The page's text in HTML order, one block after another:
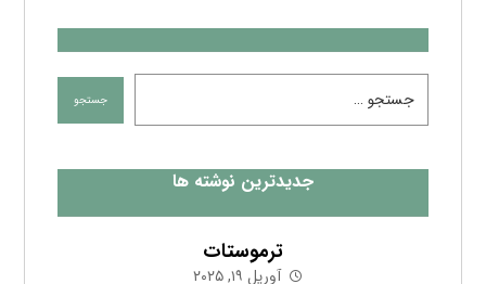
جدیدترین نوشته ها
ترموستات
آوریل ۱۹, ۲۰۲۵